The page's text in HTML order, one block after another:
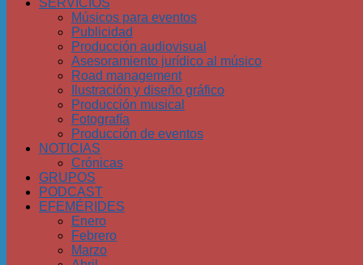
SERVICIOS
Músicos para eventos
Publicidad
Producción audiovisual
Asesoramiento jurídico al músico
Road management
Ilustración y diseño gráfico
Producción musical
Fotografía
Producción de eventos
NOTICIAS
Crónicas
GRUPOS
PODCAST
EFEMÉRIDES
Enero
Febrero
Marzo